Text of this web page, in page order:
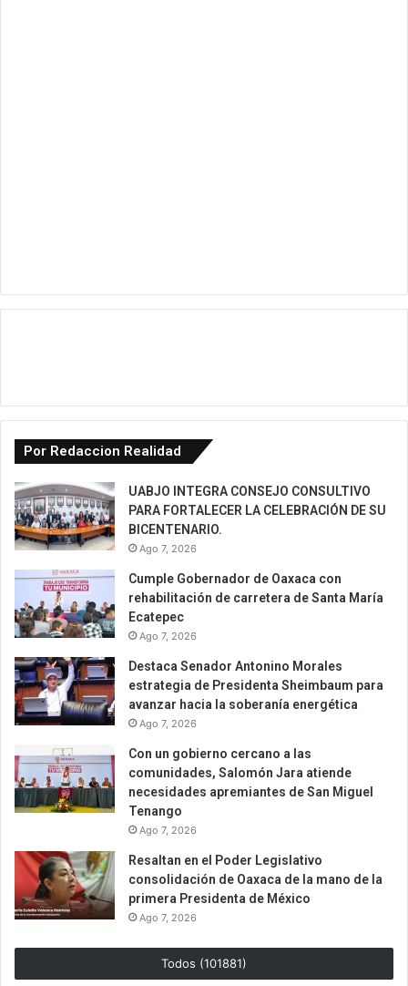
Por Redaccion Realidad
UABJO INTEGRA CONSEJO CONSULTIVO
PARA FORTALECER LA CELEBRACIÓN DE SU
BICENTENARIO.
Ago 7, 2026
Cumple Gobernador de Oaxaca con
rehabilitación de carretera de Santa María
Ecatepec
Ago 7, 2026
Destaca Senador Antonino Morales
estrategia de Presidenta Sheimbaum para
avanzar hacia la soberanía energética
Ago 7, 2026
Con un gobierno cercano a las
comunidades, Salomón Jara atiende
necesidades apremiantes de San Miguel
Tenango
Ago 7, 2026
Resaltan en el Poder Legislativo
consolidación de Oaxaca de la mano de la
primera Presidenta de México
Ago 7, 2026
Todos (101881)